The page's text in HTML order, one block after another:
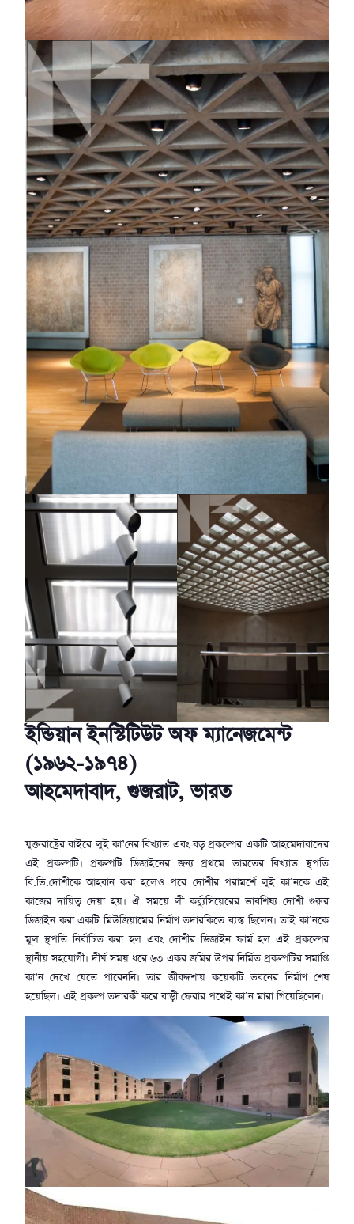
ইন্ডিয়ান ইনস্টিটিউট অফ ম্যানেজমেন্ট
(১৯৬২-১৯৭৪)
আহমেদাবাদ, গুজরাট, ভারত
যুক্তরাষ্ট্রের বাইরে লুই কা’নের বিখ্যাত এবং বড় প্রকল্পের একটি আহমেদাবাদের
এই প্রকল্পটি। প্রকল্পটি ডিজাইনের জন্য প্রথমে ভারতের বিখ্যাত স্থপতি
বি.ভি.দোশীকে আহবান করা হলেও পরে দোশীর পরামর্শে লুই কা’নকে এই
কাজের দায়িত্ব দেয়া হয়। ঐ সময়ে লী কর্ব্যুসিয়েরের ভাবশিষ্য দোশী গুরুর
ডিজাইন করা একটি মিউজিয়ামের নির্মাণ তদারকিতে ব্যস্ত ছিলেন। তাই কা’নকে
মূল স্থপতি নির্বাচিত করা হল এবং দোশীর ডিজাইন ফার্ম হল এই প্রকল্পের
স্থানীয় সহযোগী। দীর্ঘ সময় ধরে ৬৩ একর জমির উপর নির্মিত প্রকল্পটির সমাপ্তি
কা’ন দেখে যেতে পারেননি। তার জীবদ্দশায় কয়েকটি ভবনের নির্মাণ শেষ
হয়েছিল। এই প্রকল্প তদারকী করে বাড়ী ফেরার পথেই কা’ন মারা গিয়েছিলেন।